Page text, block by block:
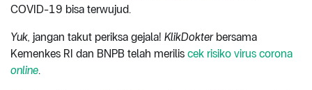
COVID-19 bisa terwujud.
Yuk, jangan takut periksa gejala! KlikDokterbersama
Kemenkes RI dan BNPB telah merilis cek risiko virus corona
online.